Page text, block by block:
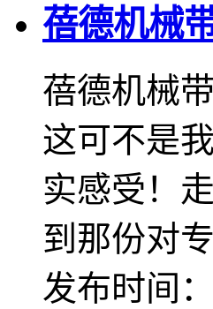
蓓德机械
蓓德机械
这可不是
实感受！
到那份对
发布时间